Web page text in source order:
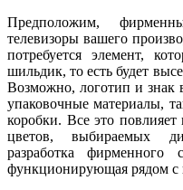
Предположим,
телевизоры вашего
потребуется элемент,
шильдик, то есть будет
Возможно, логотип и знак
упаковочные материалы,
коробки. Все это
цветов, выбираемых
разработка
функционирующая рядом с